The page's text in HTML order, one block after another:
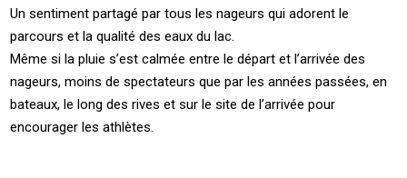
Un sentiment partagé par tous les nageurs qui adorent le
parcours et la qualité des eaux du lac.
Même si la pluie s’est calmée entre le départ et l’arrivée des
nageurs, moins de spectateurs que par les années passées, en
bateaux, le long des rives et sur le site de l’arrivée pour
encourager les athlètes.